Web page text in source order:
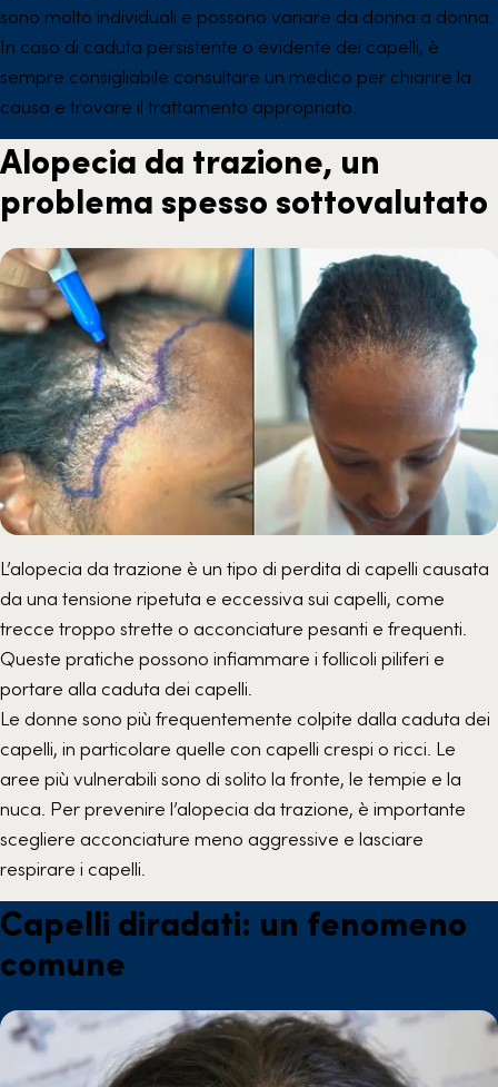
sono molto individuali e possono variare da donna a donna.
In caso di caduta persistente o evidente dei capelli, è
sempre consigliabile consultare un medico per chiarire la
causa e trovare il trattamento appropriato.
Alopecia da trazione, un
problema spesso sottovalutato
L’alopecia da trazione è un tipo di perdita di capelli causata
da una tensione ripetuta e eccessiva sui capelli, come
trecce troppo strette o acconciature pesanti e frequenti.
Queste pratiche possono infiammare i follicoli piliferi e
portare alla caduta dei capelli.
Le donne sono più frequentemente colpite dalla caduta dei
capelli, in particolare quelle con capelli crespi o ricci. Le
aree più vulnerabili sono di solito la fronte, le tempie e la
nuca. Per prevenire l’alopecia da trazione, è importante
scegliere acconciature meno aggressive e lasciare
respirare i capelli.
Capelli diradati: un fenomeno
comune